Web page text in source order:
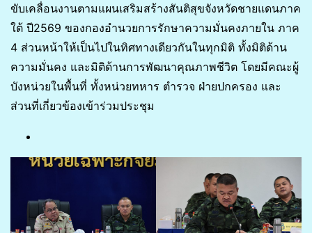
ขับเคลื่อนงานตามแผนเสริมสร้างสันติสุขจังหวัดชายแดนภาค
ใต้ ปี2569 ของกองอำนวยการรักษาความมั่นคงภายใน ภาค
4 ส่วนหน้าให้เป็นไปในทิศทางเดียวกันในทุกมิติ ทั้งมิติด้าน
ความมั่นคง และมิติด้านการพัฒนาคุณภาพชีวิต โดยมีคณะผู้
บังหน่วยในพื้นที่ ทั้งหน่วยทหาร ตำรวจ ฝ่ายปกครอง และ
ส่วนที่เกี่ยวข้องเข้าร่วมประชุม